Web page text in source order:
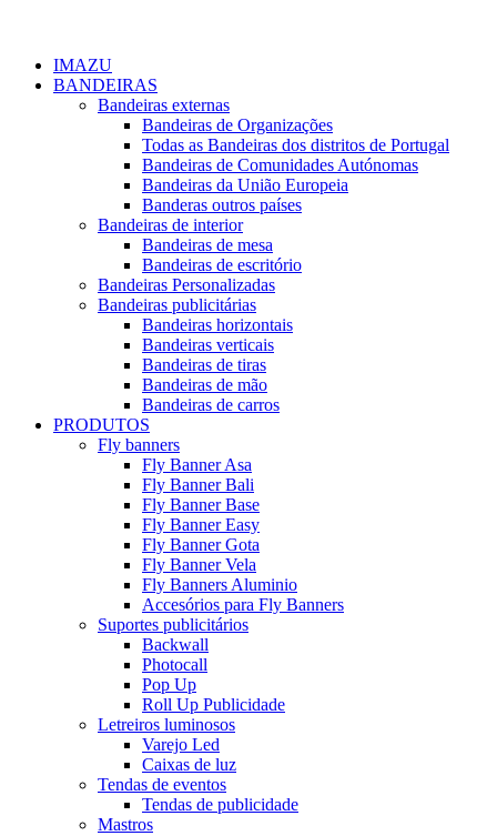
IMAZU
BANDEIRAS
Bandeiras externas
Bandeiras de Organizações
Todas as Bandeiras dos distritos de Portugal
Bandeiras de Comunidades Autónomas
Bandeiras da União Europeia
Banderas outros países
Bandeiras de interior
Bandeiras de mesa
Bandeiras de escritório
Bandeiras Personalizadas
Bandeiras publicitárias
Bandeiras horizontais
Bandeiras verticais
Bandeiras de tiras
Bandeiras de mão
Bandeiras de carros
PRODUTOS
Fly banners
Fly Banner Asa
Fly Banner Bali
Fly Banner Base
Fly Banner Easy
Fly Banner Gota
Fly Banner Vela
Fly Banners Aluminio
Accesórios para Fly Banners
Suportes publicitários
Backwall
Photocall
Pop Up
Roll Up Publicidade
Letreiros luminosos
Varejo Led
Caixas de luz
Tendas de eventos
Tendas de publicidade
Mastros